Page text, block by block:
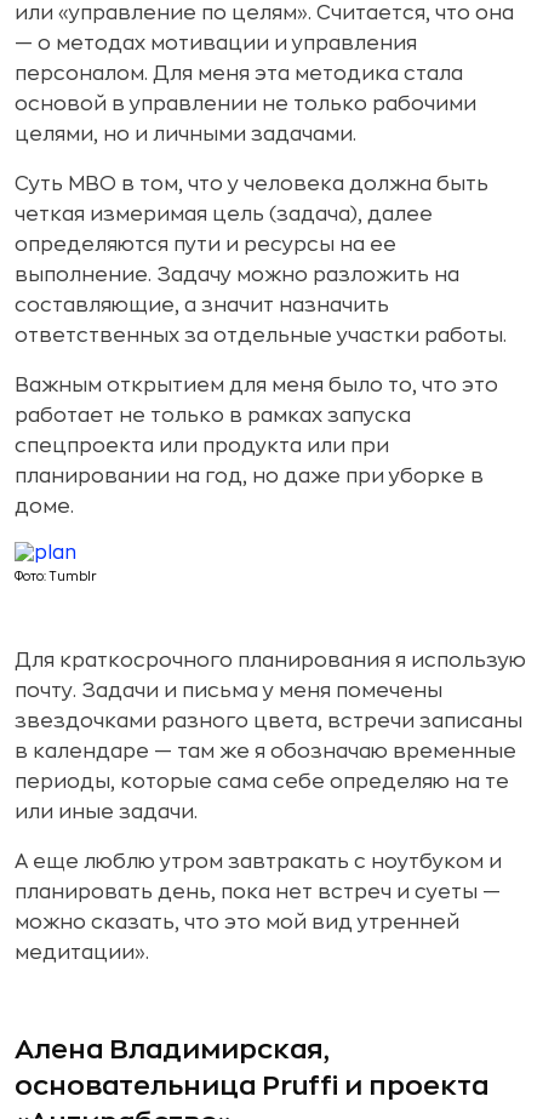
или «управление по целям». Считается, что она
— о методах мотивации и управления
персоналом. Для меня эта методика стала
основой в управлении не только рабочими
целями, но и личными задачами.
Суть MBO в том, что у человека должна быть
четкая измеримая цель (задача), далее
определяются пути и ресурсы на ее
выполнение. Задачу можно разложить на
составляющие, а значит назначить
ответственных за отдельные участки работы.
Важным открытием для меня было то, что это
работает не только в рамках запуска
спецпроекта или продукта или при
планировании на год, но даже при уборке в
доме.
Фото: Tumblr
Для краткосрочного планирования я использую
почту. Задачи и письма у меня помечены
звездочками разного цвета, встречи записаны
в календаре — там же я обозначаю временные
периоды, которые сама себе определяю на те
или иные задачи.
А еще люблю утром завтракать с ноутбуком и
планировать день, пока нет встреч и суеты —
можно сказать, что это мой вид утренней
медитации».
Алена Владимирская,
основательница Pruffi и проекта